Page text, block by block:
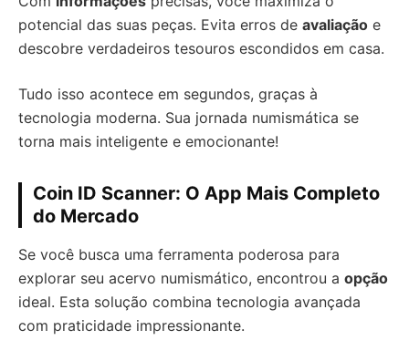
potencial das suas peças. Evita erros de avaliação e
descobre verdadeiros tesouros escondidos em casa.
Tudo isso acontece em segundos, graças à
tecnologia moderna. Sua jornada numismática se
torna mais inteligente e emocionante!
Coin ID Scanner: O App Mais Completo
do Mercado
Se você busca uma ferramenta poderosa para
explorar seu acervo numismático, encontrou a opção
ideal. Esta solução combina tecnologia avançada
com praticidade impressionante.